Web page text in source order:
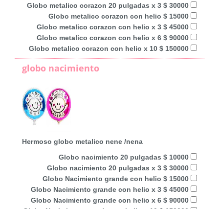
Globo metalico corazon 20 pulgadas x 3 $ 30000
Globo metalico corazon con helio $ 15000
Globo metalico corazon con helio x 3 $ 45000
Globo metalico corazon con helio x 6 $ 90000
Globo metalico corazon con helio x 10 $ 150000
globo nacimiento
Hermoso globo metalico nene /nena
Globo nacimiento 20 pulgadas $ 10000
Globo nacimiento 20 pulgadas x 3 $ 30000
Globo Nacimiento grande con helio $ 15000
Globo Nacimiento grande con helio x 3 $ 45000
Globo Nacimiento grande con helio x 6 $ 90000